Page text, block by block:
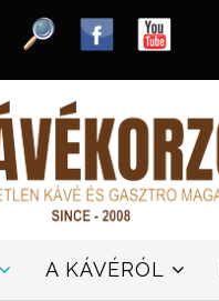
A KÁVÉRÓL